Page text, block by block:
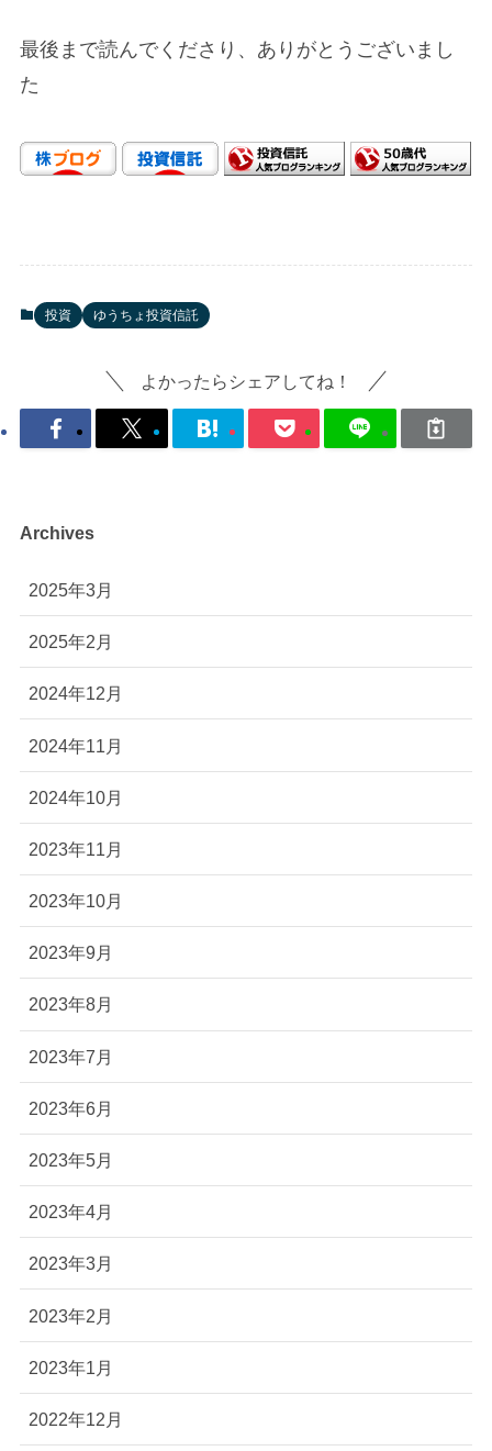
最後まで読んでくださり、ありがとうございまし
た
投資 ゆうちょ投資信託
よかったらシェアしてね！
Archives
2025年3月
2025年2月
2024年12月
2024年11月
2024年10月
2023年11月
2023年10月
2023年9月
2023年8月
2023年7月
2023年6月
2023年5月
2023年4月
2023年3月
2023年2月
2023年1月
2022年12月